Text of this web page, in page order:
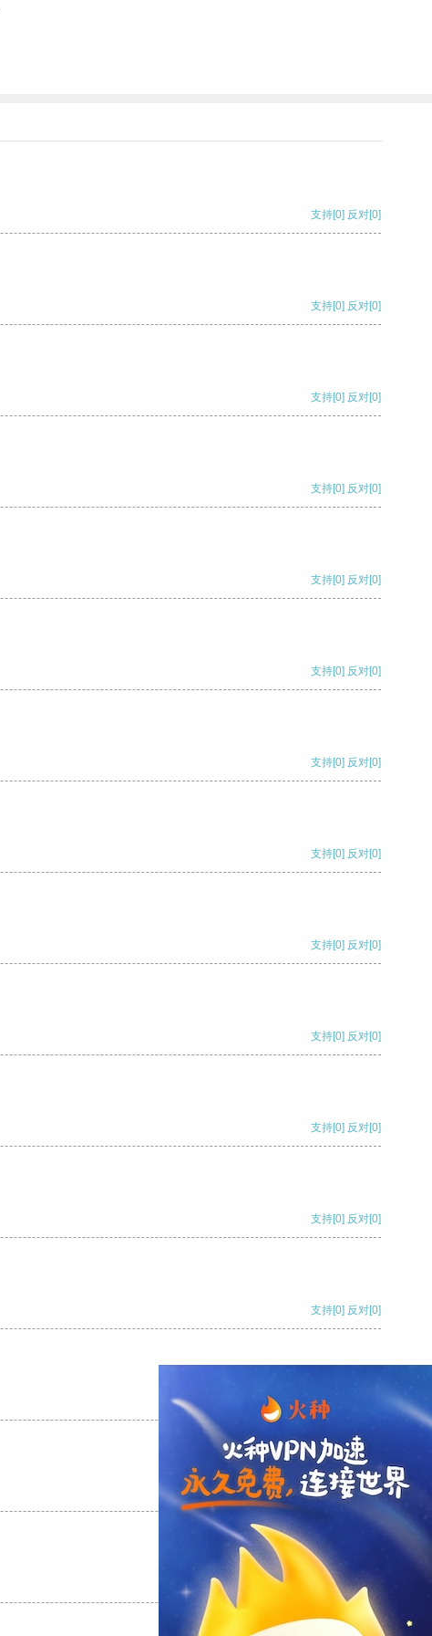
支持[0] 反对[0]
支持[0] 反对[0]
支持[0] 反对[0]
支持[0] 反对[0]
支持[0] 反对[0]
支持[0] 反对[0]
支持[0] 反对[0]
支持[0] 反对[0]
支持[0] 反对[0]
支持[0] 反对[0]
支持[0] 反对[0]
支持[0] 反对[0]
支持[0] 反对[0]
支持
支持[0] 反对[0]
支持[0] 反对[0]